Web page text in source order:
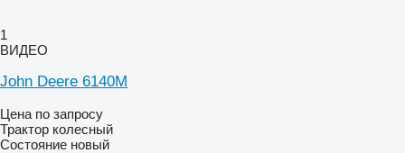
1
ВИДЕО
John Deere 6140M
Цена по запросу
Трактор колесный
Состояние новый